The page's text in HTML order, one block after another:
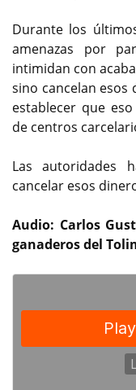
Durante los
amenazas por
intimidan con
sino cancelan esos
establecer que
de centros
Las autoridades
cancelar esos
Audio: Carlos
ganaderos del